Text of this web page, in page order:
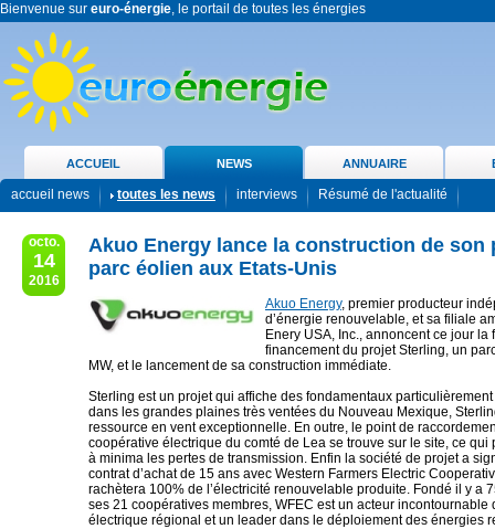
Bienvenue sur euro-énergie, le portail de toutes les énergies
ACCUEIL NEWS ANNUAIRE
accueil news toutes les news interviews Résumé de l'actualité
octo.
14
2016
Akuo Energy lance la construction de son
parc éolien aux Etats-Unis
Akuo Energy, premier producteur
d’énergie renouvelable, et sa filiale
Enery USA, Inc., annoncent ce jour la
financement du projet Sterling, un
MW, et le lancement de sa construction immédiate.
Sterling est un projet qui affiche des fondamentaux
dans les grandes plaines très ventées du Nouveau Mexique,
ressource en vent exceptionnelle. En outre, le point de
coopérative électrique du comté de Lea se trouve sur le site, ce qui
à minima les pertes de transmission. Enfin la société de projet a
contrat d’achat de 15 ans avec Western Farmers Electric
rachètera 100% de l’électricité renouvelable produite. Fondé il y a
ses 21 coopératives membres, WFEC est un acteur incontournable
électrique régional et un leader dans le déploiement des énergies